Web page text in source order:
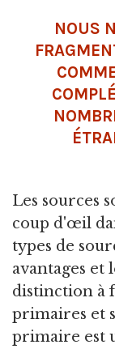
NOUS
Les sources
coup d'œil
types de
avantages et
distinction à
primaires et
primaire est